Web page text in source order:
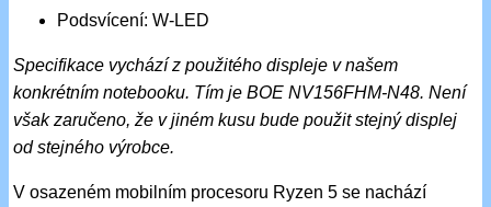
Podsvícení: W-LED
Specifikace vychází z použitého displeje v našem
konkrétním notebooku. Tím je BOE NV156FHM-N48. Není
však zaručeno, že v jiném kusu bude použit stejný displej
od stejného výrobce.
V osazeném mobilním procesoru Ryzen 5 se nachází